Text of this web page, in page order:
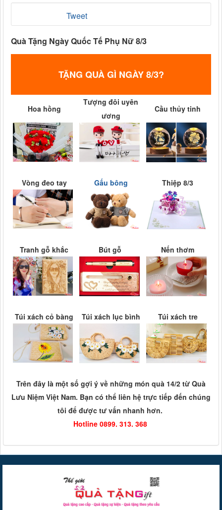
Tweet
Quà Tặng Ngày Quốc Tế Phụ Nữ 8/3
TẶNG QUÀ GÌ NGÀY 8/3?
Hoa hồng
Tượng đôi uyên
ương
Cầu thủy tinh
Vòng đeo tay Gấu bông Thiệp 8/3
Tranh gỗ khắc Bút gỗ Nến thơm
Túi xách cỏ bàng Túi xách lục bình Túi xách tre
Trên đây là một số gợi ý về những món quà 14/2 từ Quà
Lưu Niệm Việt Nam. Bạn có thể liên hệ trực tiếp đến chúng
tôi để được tư vấn nhanh hơn.
Hotline 0899. 313. 368